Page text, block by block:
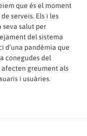
que és el moment
serveis. Els i les
seva salut per
del sistema
d’una pandèmia que
conegudes del
afecten greument als
i usuàries.